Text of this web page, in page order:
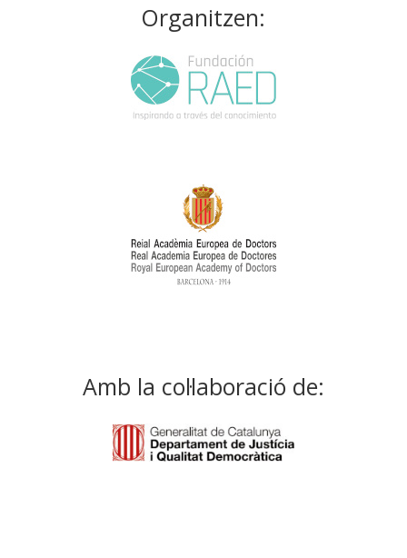
Organitzen:
Amb la col·laboració de: